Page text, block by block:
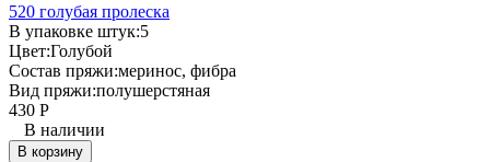
520 голубая пролеска
В упаковке штук:5
Цвет:Голубой
Состав пряжи:меринос, фибра
Вид пряжи:полушерстяная
430 Р
В наличии
В корзину